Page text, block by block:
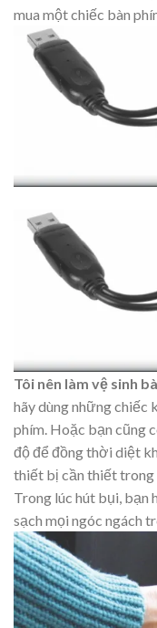
mua một chiếc bàn
Tôi nên làm vệ sinh
hãy dùng những chiếc
phím. Hoặc bạn cũng
độ để đồng thời diệt
thiết bị cần thiết trong
Trong lúc hút bụi, bạn
sạch mọi ngóc ngách